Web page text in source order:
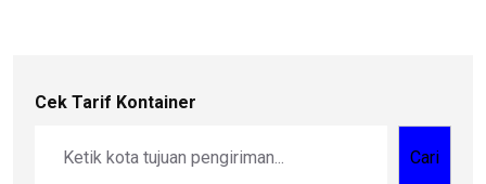
Cek Tarif Kontainer
Cari